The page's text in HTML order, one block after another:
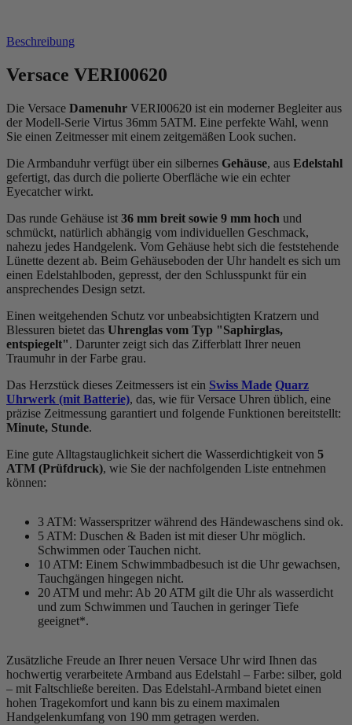
Beschreibung
Versace VERI00620
Die Versace Damenuhr VERI00620 ist ein moderner Begleiter aus
der Modell-Serie Virtus 36mm 5ATM. Eine perfekte Wahl, wenn
Sie einen Zeitmesser mit einem zeitgemäßen Look suchen.
Die Armbanduhr verfügt über ein silbernes Gehäuse, aus Edelstahl
gefertigt, das durch die polierte Oberfläche wie ein echter
Eyecatcher wirkt.
Das runde Gehäuse ist 36 mm breit sowie 9 mm hoch und
schmückt, natürlich abhängig vom individuellen Geschmack,
nahezu jedes Handgelenk. Vom Gehäuse hebt sich die feststehende
Lünette dezent ab. Beim Gehäuseboden der Uhr handelt es sich um
einen Edelstahlboden, gepresst, der den Schlusspunkt für ein
ansprechendes Design setzt.
Einen weitgehenden Schutz vor unbeabsichtigten Kratzern und
Blessuren bietet das Uhrenglas vom Typ "Saphirglas,
entspiegelt". Darunter zeigt sich das Zifferblatt Ihrer neuen
Traumuhr in der Farbe grau.
Das Herzstück dieses Zeitmessers ist ein Swiss Made Quarz
Uhrwerk (mit Batterie), das, wie für Versace Uhren üblich, eine
präzise Zeitmessung garantiert und folgende Funktionen bereitstellt:
Minute, Stunde.
Eine gute Alltagstauglichkeit sichert die Wasserdichtigkeit von 5
ATM (Prüfdruck), wie Sie der nachfolgenden Liste entnehmen
können:
3 ATM: Wasserspritzer während des Händewaschens sind ok.
5 ATM: Duschen & Baden ist mit dieser Uhr möglich.
Schwimmen oder Tauchen nicht.
10 ATM: Einem Schwimmbadbesuch ist die Uhr gewachsen,
Tauchgängen hingegen nicht.
20 ATM und mehr: Ab 20 ATM gilt die Uhr als wasserdicht
und zum Schwimmen und Tauchen in geringer Tiefe
geeignet*.
Zusätzliche Freude an Ihrer neuen Versace Uhr wird Ihnen das
hochwertig verarbeitete Armband aus Edelstahl – Farbe: silber, gold
– mit Faltschließe bereiten. Das Edelstahl-Armband bietet einen
hohen Tragekomfort und kann bis zu einem maximalen
Handgelenkumfang von 190 mm getragen werden.